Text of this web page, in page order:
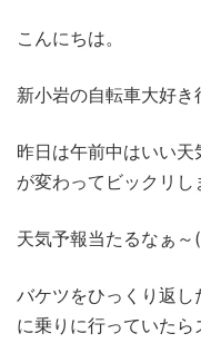
こんにちは。
新小岩の自転車大好き
昨日は午前中はいい
が変わってビックリし
天気予報当たるなぁ
バケツをひっくり返し
に乗りに行っていたら